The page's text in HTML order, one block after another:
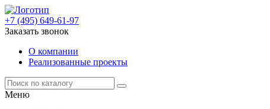
+7 (495) 649-61-97
Заказать звонок
О компании
Реализованные проекты
Меню